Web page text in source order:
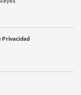
Privacidad